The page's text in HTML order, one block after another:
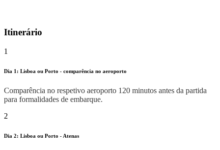
Itinerário
1
Dia 1: Lisboa ou Porto - comparência no aeroporto
Comparência no respetivo aeroporto 120 minutos antes da partida
para formalidades de embarque.
2
Dia 2: Lisboa ou Porto - Atenas